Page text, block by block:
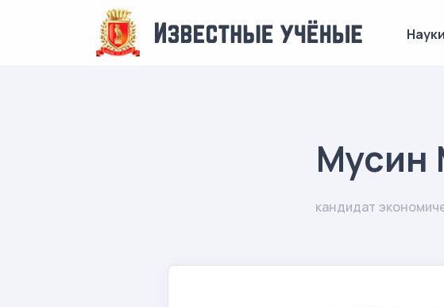
Науки
Мусин
кандидат